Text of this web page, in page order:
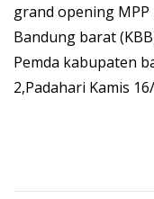
grand opening
Bandung barat
Pemda kabupaten
2,Padahari Kamis